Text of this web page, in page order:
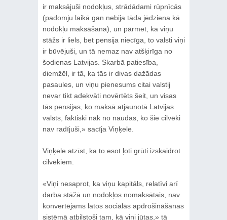
ir maksājuši nodokļus, strādādami rūpnīcās
(padomju laikā gan nebija tāda jēdziena kā
nodokļu maksāšana), un pārmet, ka viņu
stāžs ir liels, bet pensija niecīga, to valsti viņi
ir būvējuši, un tā nemaz nav atšķirīga no
šodienas Latvijas. Skarbā patiesība,
diemžēl, ir tā, ka tās ir divas dažādas
pasaules, un viņu pienesums citai valstij
nevar tikt adekvāti novērtēts šeit, un visas
tās pensijas, ko maksā atjaunotā Latvijas
valsts, faktiski nāk no naudas, ko šie cilvēki
nav radījuši,» sacīja Viņķele.
Viņķele atzīst, ka to esot ļoti grūti izskaidrot
cilvēkiem.
«Viņi nesaprot, ka viņu kapitāls, relatīvi arī
darba stāžā un nodokļos nomaksātais, nav
konvertējams latos sociālās apdrošināšanas
sistēmā atbilstoši tam, kā viņi jūtas,» tā